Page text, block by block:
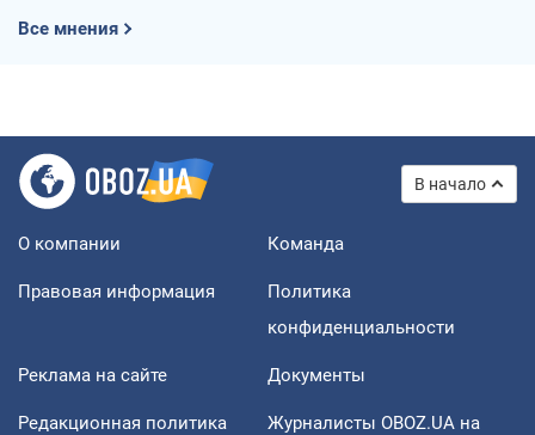
Все мнения
В начало
О компании Команда
Правовая информация
Политика
конфиденциальности
Реклама на сайте Документы
Редакционная политика
Журналисты OBOZ.UA на